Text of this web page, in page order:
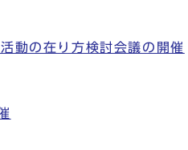
動の在り方検討会議の開催